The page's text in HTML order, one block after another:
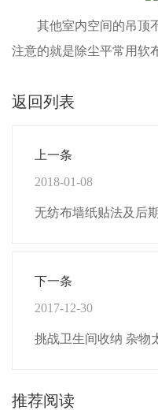
其他室内空间的吊顶
注意的就是除尘平常用软
返回列表
上一条
2018-01-08
无纺布墙纸贴法及后
下一条
2017-12-30
挑战卫生间收纳 杂物
推荐阅读